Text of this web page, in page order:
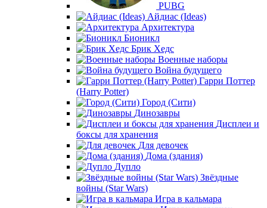
PUBG
Айдиас (Ideas)
Архитектура
Бионикл
Брик Хедс
Военные наборы
Война будущего
Гарри Поттер
(Harry Potter)
Город (Сити)
Динозавры
Дисплеи и
боксы для хранения
Для девочек
Дома (здания)
Дупло
Звёздные
войны (Star Wars)
Игра в кальмара